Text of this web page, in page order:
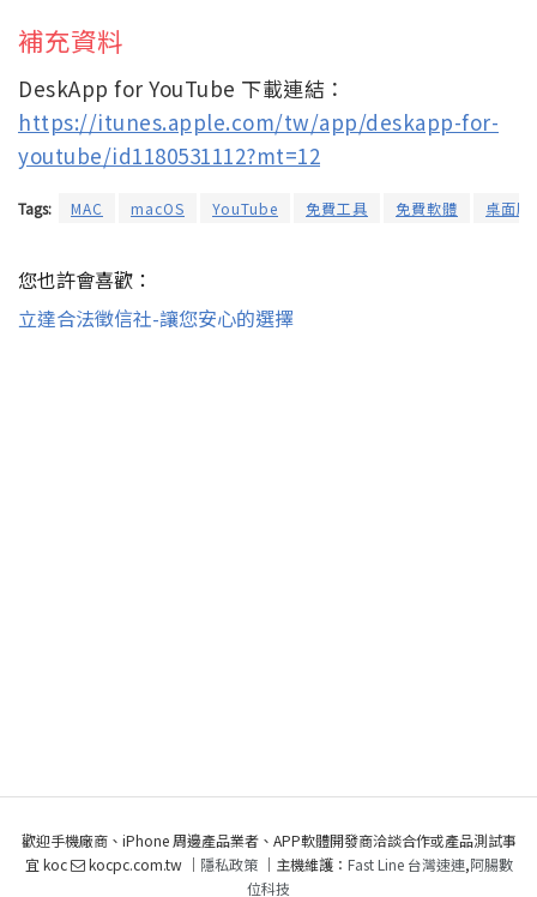
補充資料
DeskApp for YouTube 下載連結：
https://itunes.apple.com/tw/app/deskapp-for-
youtube/id1180531112?mt=12
Tags: MAC macOS YouTube 免費工具 免費軟體 桌面版
您也許會喜歡：
立達合法徵信社-讓您安心的選擇
歡迎手機廠商、iPhone 周邊產品業者、APP軟體開發商洽談合作或產品測試事
宜 koc
kocpc.com.tw ｜ 隱私政策｜主機維護： Fast Line 台灣速連,阿腸數
位科技